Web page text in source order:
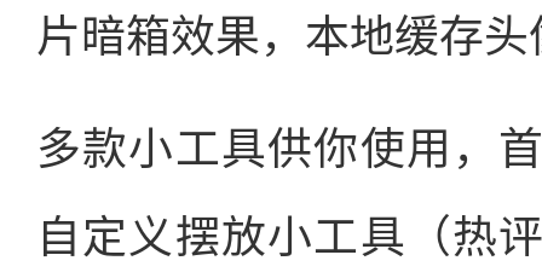
片暗箱效果，本地缓存头
多款小工具供你使用，
自定义摆放小工具（热